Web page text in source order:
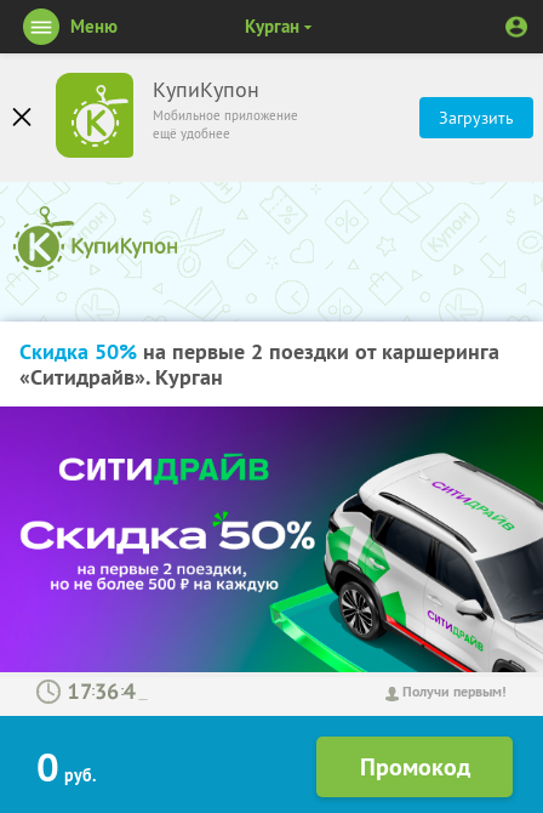
КупиКупон
Мобильное приложение
ещё удобнее
Загрузить
Меню Курган
Скидка 50% на первые 2 поездки от каршеринга
«Ситидрайв». Курган
Получи первым!
: :
0 руб.